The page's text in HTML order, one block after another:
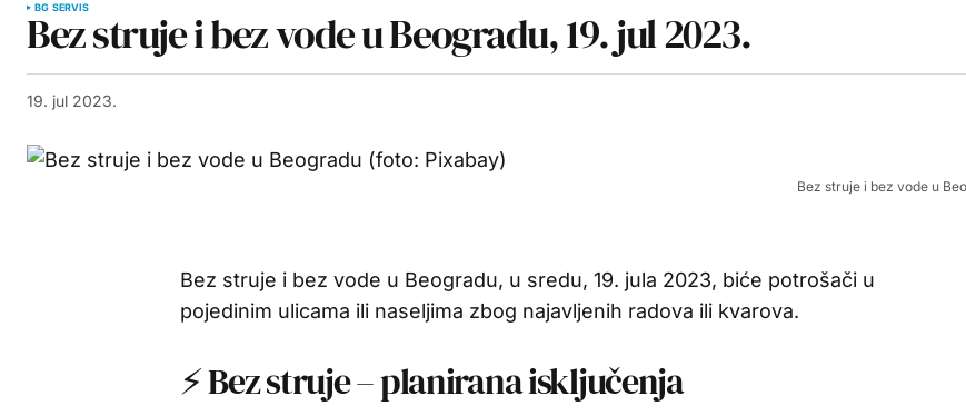
BG SERVIS
Bez struje i bez vode u Beogradu, 19. jul 2023.
19. jul 2023.
Bez struje i bez vode u
Bez struje i bez vode u Beogradu, u sredu, 19. jula 2023, biće potrošači u
pojedinim ulicama ili naseljima zbog najavljenih radova ili kvarova.
⚡ Bez struje – planirana isključenja